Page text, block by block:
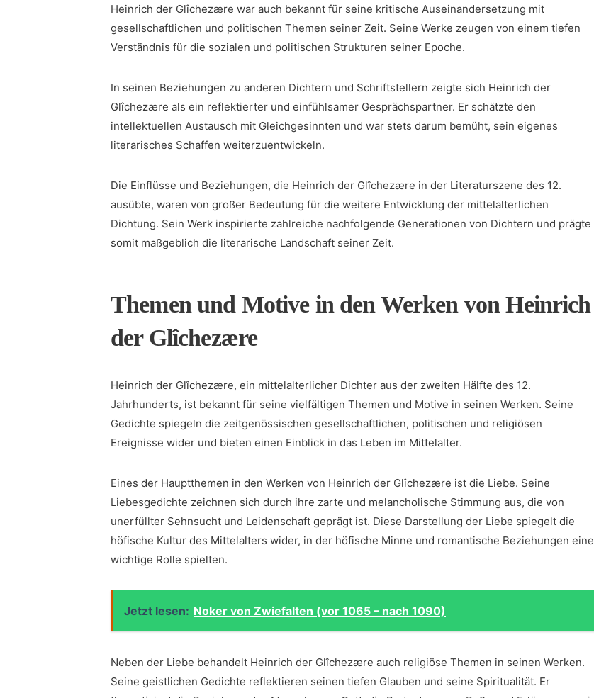
Heinrich der Glîchezære ⁤war auch bekannt für seine kritische Auseinandersetzung mit
⁣gesellschaftlichen und politischen Themen⁣ seiner Zeit. Seine Werke zeugen‌ von einem tiefen‌
Verständnis für die sozialen und politischen Strukturen seiner Epoche.
In seinen Beziehungen zu anderen Dichtern und Schriftstellern zeigte sich Heinrich der
Glîchezære als ein ⁤reflektierter und einfühlsamer ⁤Gesprächspartner. Er schätzte⁢ den
intellektuellen⁢ Austausch ‍mit Gleichgesinnten⁣ und war stets darum bemüht,‍ sein eigenes
literarisches Schaffen weiterzuentwickeln.
Die ⁤Einflüsse und Beziehungen, die ‌Heinrich ‍der Glîchezære in der Literaturszene des 12.
ausübte, ⁤waren von großer Bedeutung ⁣für die ⁤weitere Entwicklung ‍der mittelalterlichen
Dichtung. Sein Werk inspirierte zahlreiche nachfolgende Generationen von Dichtern und prägte
somit ‌maßgeblich ⁤die literarische Landschaft seiner Zeit.
Themen und Motive in den Werken von Heinrich
der Glîchezære
Heinrich der Glîchezære, ein mittelalterlicher Dichter aus der zweiten Hälfte des 12. ​
Jahrhunderts, ist bekannt für seine vielfältigen Themen und‍ Motive in seinen Werken. ⁤Seine
Gedichte spiegeln die zeitgenössischen gesellschaftlichen, politischen und religiösen ​
Ereignisse wider und bieten einen Einblick in das ⁢Leben im ​Mittelalter.
Eines der Hauptthemen in den Werken von Heinrich der Glîchezære ist die Liebe. Seine
Liebesgedichte zeichnen ⁤sich​ durch ihre zarte und melancholische Stimmung⁤ aus, die von
unerfüllter Sehnsucht und Leidenschaft geprägt⁣ ist. Diese Darstellung der Liebe spiegelt die
höfische ⁣Kultur des ‍Mittelalters wider,⁣ in der⁣ höfische Minne und romantische Beziehungen‍ eine
wichtige Rolle spielten.
Jetzt lesen: Noker von Zwiefalten (vor 1065 – nach 1090)
Neben der Liebe behandelt Heinrich der Glîchezære ‍auch religiöse Themen in seinen Werken.
⁤Seine ‍geistlichen Gedichte reflektieren seinen tiefen ⁣Glauben ⁣und seine Spiritualität. Er